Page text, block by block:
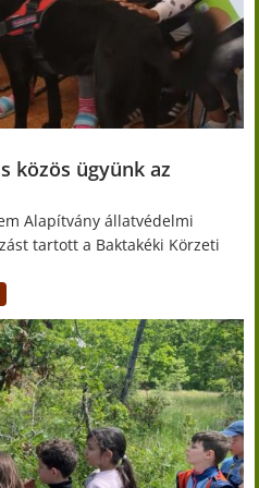
közös ügyünk az
Alapítvány állatvédelmi
tartott a Baktakéki Körzeti